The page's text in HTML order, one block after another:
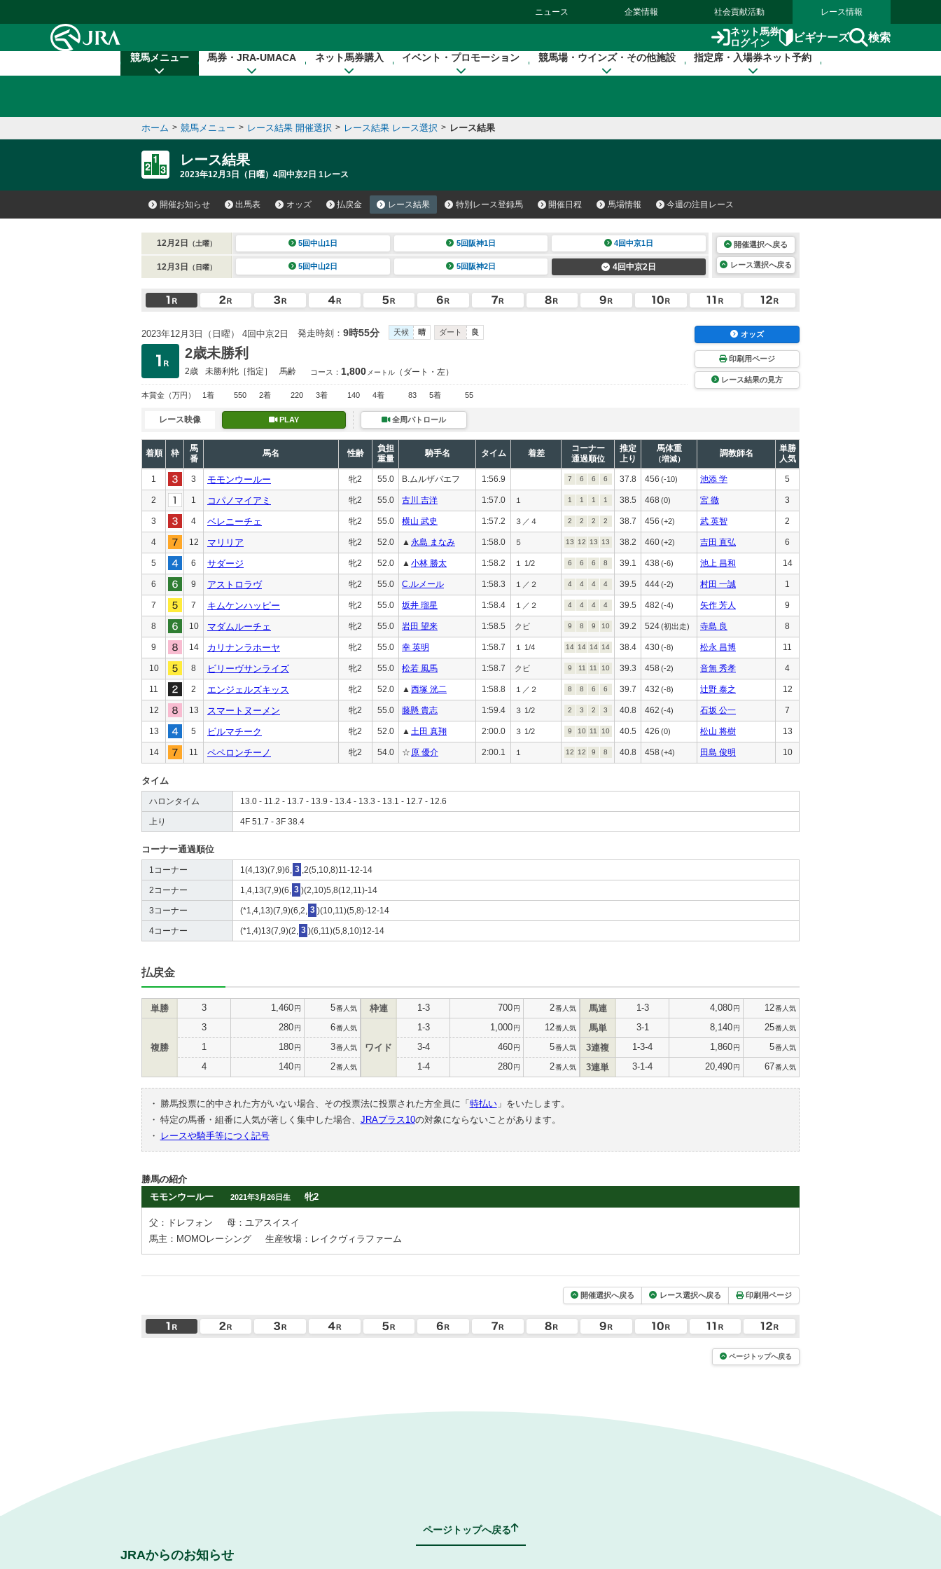
ニュース 企業情報 社会貢献活動 レース情報
ネット馬券
ログイン
ビギナーズ 検索
競馬メニュー 馬券・JRA-UMACA ネット馬券購入 イベント・プロモーション 競馬場・ウインズ・その他施設 指定席・入場券ネット予約
ホーム > 競馬メニュー > レース結果 開催選択 > レース結果 レース選択 > レース結果
レース結果
2023年12月3日（日曜）4回中京2日 1レース
開催お知らせ 出馬表 オッズ 払戻金 レース結果 特別レース登録馬 開催日程 馬場情報 今週の注目レース
12月2日 （土曜） 5回中山1日 5回阪神1日 4回中京1日
12月3日 （日曜） 5回中山2日 5回阪神2日 4回中京2日
開催選択へ戻る
レース選択へ戻る
2023年12月3日（日曜） 4回中京2日 発走時刻： 9時55分 天候 晴 ダート 良
2歳未勝利
2歳 未勝利牝［指定］ 馬齢 コース： 1,800 メートル （ダート・左）
本賞金 （万円） 1着 550 2着 220 3着 140 4着 83 5着 55
オッズ
印刷用ページ
レース結果の見方
レース映像 PLAY 全周パトロール
着順 枠
馬
番
馬名 性齢
負担
重量
騎手名 タイム 着差
コーナー
通過順位
推定
上り
馬体重
（増減）
調教師名
単勝
人気
1 3 モモンウールー 牝2 55.0 B.ムルザバエフ 1:56.9 7 6 6 6 37.8 456 (-10) 池添 学 5
2 1 コパノマイアミ 牝2 55.0 古川 吉洋 1:57.0 １ 1 1 1 1 38.5 468 (0) 宮 徹 3
3 4 ベレニーチェ 牝2 55.0 横山 武史 1:57.2 ３／４ 2 2 2 2 38.7 456 (+2) 武 英智 2
4 12 マリリア 牝2 52.0 ▲ 永島 まなみ 1:58.0 ５ 13 12 13 13 38.2 460(+2) 吉田 直弘 6
5 6 サダージ 牝2 52.0 ▲ 小林 勝太 1:58.2 １ 1/2 6 6 6 8 39.1 438(-6) 池上 昌和 14
6 9 アストロラヴ 牝2 55.0 C.ルメール 1:58.3 １／２ 4 4 4 4 39.5 444(-2) 村田 一誠 1
7 7 キムケンハッピー 牝2 55.0 坂井 瑠星 1:58.4 １／２ 4 4 4 4 39.5 482 (-4) 矢作 芳人 9
8 10 マダムルーチェ 牝2 55.0 岩田 望来 1:58.5 クビ 9 8 9 10 39.2 524(初出走) 寺島 良 8
9 14 カリナンラホーヤ 牝2 55.0 幸 英明 1:58.7 １ 1/4 14 14 14 14 38.4 430(-8) 松永 昌博 11
10 8 ビリーヴサンライズ 牝2 55.0 松若 風馬 1:58.7 クビ 9 11 11 10 39.3 458 (-2) 音無 秀孝 4
11 2 エンジェルズキッス 牝2 52.0 ▲ 西塚 洸二 1:58.8 １／２ 8 8 6 6 39.7 432 (-8) 辻野 泰之 12
12 13 スマートヌーメン 牝2 55.0 藤懸 貴志 1:59.4 ３ 1/2 2 3 2 3 40.8 462 (-4) 石坂 公一 7
13 5 ビルマチーク 牝2 52.0 ▲ 土田 真翔 2:00.0 ３ 1/2 9 10 11 10 40.5 426 (0) 松山 将樹 13
14 11 ペペロンチーノ 牝2 54.0 ☆ 原 優介 2:00.1 １ 12 12 9 8 40.8 458 (+4) 田島 俊明 10
タイム
ハロンタイム 13.0 - 11.2 - 13.7 - 13.9 - 13.4 - 13.3 - 13.1 - 12.7 - 12.6
上り 4F 51.7 - 3F 38.4
コーナー通過順位
1コーナー 1(4,13)(7,9)6, 3 ,2(5,10,8)11-12-14
2コーナー 1,4,13(7,9)(6, 3 )(2,10)5,8(12,11)-14
3コーナー (*1,4,13)(7,9)(6,2, 3 )(10,11)(5,8)-12-14
4コーナー (*1,4)13(7,9)(2, 3 )(6,11)(5,8,10)12-14
払戻金
単勝 3 1,460円 5番人気
複勝
3 280円 6番人気
1 180円 3番人気
4 140円 2番人気
枠連 1-3 700円 2番人気
ワイド
1-3 1,000円 12番人気
3-4 460円 5番人気
1-4 280円 2番人気
馬連 1-3 4,080円 12番人気
馬単 3-1 8,140円 25番人気
3連複 1-3-4 1,860円 5番人気
3連単 3-1-4 20,490円 67番人気
・ 勝馬投票に的中された方がいない場合、その投票法に投票された方全員に「 特払い」をいたします。
・ 特定の馬番・組番に人気が著しく集中した場合、 JRAプラス10の対象にならないことがあります。
・
レースや騎手等につく記号
勝馬の紹介
モモンウールー
2021年3月26日生 牝2
父：ドレフォン
母：ユアスイスイ
馬主：MOMOレーシング
生産牧場：レイクヴィラファーム
開催選択へ戻る レース選択へ戻る 印刷用ページ
ページトップへ戻る
ページトップへ戻る
JRAからのお知らせ